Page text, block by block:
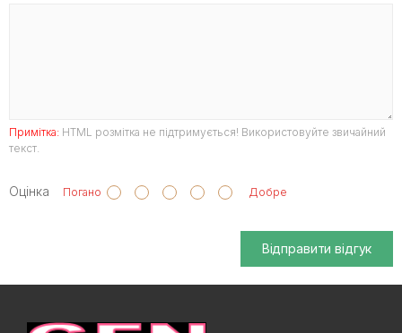
Примітка: HTML розмітка не підтримується! Використовуйте звичайний
текст.
Оцінка Погано Добре
Відправити відгук